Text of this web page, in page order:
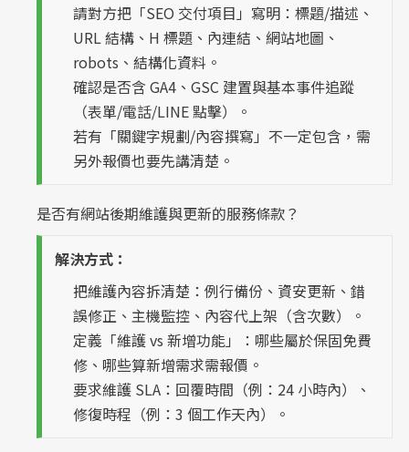
請對方把「SEO 交付項目」寫明：標題/描述、
URL 結構、H 標題、內連結、網站地圖、
robots、結構化資料。
確認是否含 GA4、GSC 建置與基本事件追蹤
（表單/電話/LINE 點擊）。
若有「關鍵字規劃/內容撰寫」不一定包含，需
另外報價也要先講清楚。
是否有網站後期維護與更新的服務條款？
解決方式：
把維護內容拆清楚：例行備份、資安更新、錯
誤修正、主機監控、內容代上架（含次數）。
定義「維護 vs 新增功能」：哪些屬於保固免費
修、哪些算新增需求需報價。
要求維護 SLA：回覆時間（例：24 小時內）、
修復時程（例：3 個工作天內）。